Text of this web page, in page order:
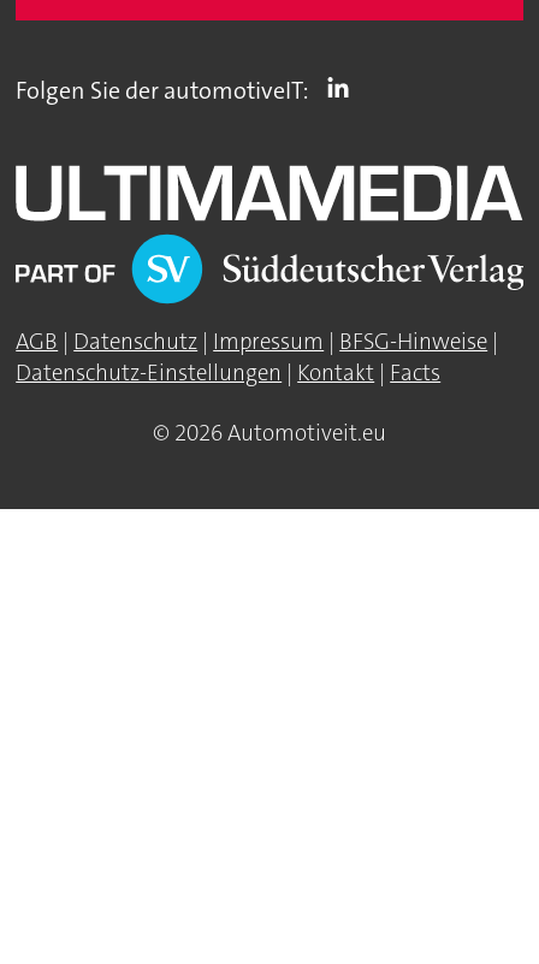
Folgen Sie der automotiveIT:
AGB | Datenschutz | Impressum | BFSG-Hinweise |
Datenschutz-Einstellungen | Kontakt | Facts
© 2026 Automotiveit.eu